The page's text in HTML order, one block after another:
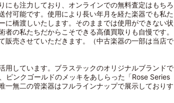
にも注力しており、オンラインでの無料査定はもちろ
付可能です。使用により長い年月を経た楽器でも私た
に橋渡しいたします。そのままでは使用ができない状
の私たちだからこそできる高価買取りも自慢です。
販売させていただきます。（中古楽器の一部は当店で
用しています。ブラステックのオリジナルブランドで
ピンクゴールドのメッキをあしらった「Rose Series
一無二の管楽器はフルラインナップで展示しておりす